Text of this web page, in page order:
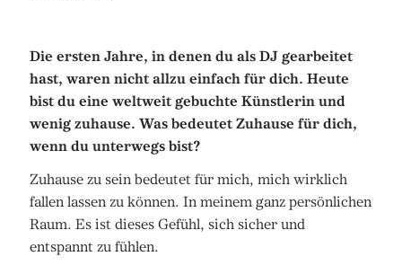
Die ersten Jahre, in denen du als DJ gearbeitet
hast, waren nicht allzu einfach für dich. Heute
bist du eine weltweit gebuchte Künstlerin und
wenig zuhause. Was bedeutet Zuhause für dich,
wenn du unterwegs bist?
Zuhause zu sein bedeutet für mich, mich wirklich
fallen lassen zu können. In meinem ganz persönlichen
Raum. Es ist dieses Gefühl, sich sicher und
entspannt zu fühlen.